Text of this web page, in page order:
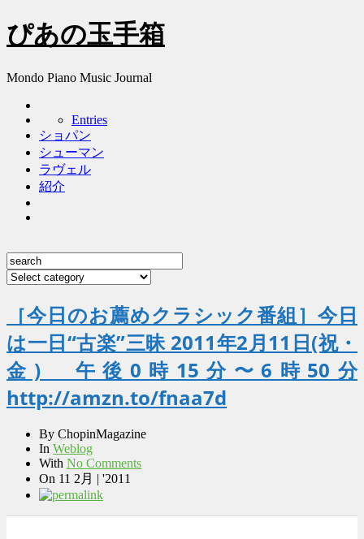
ぴあの玉手箱
Mondo Piano Music Journal
Entries
ショパン
シューマン
ラヴェル
紹介
［今日のお薦めクラシック番組］今日
は一日“古楽”三昧 2011年2月11日(祝・
金) 午後0時15分〜6時50分
http://amzn.to/fnaa7d
By ChopinMagazine
In Weblog
With No Comments
On 11 2月 | '2011